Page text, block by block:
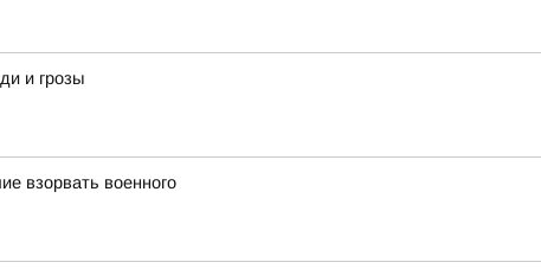
и грозы
взорвать военного